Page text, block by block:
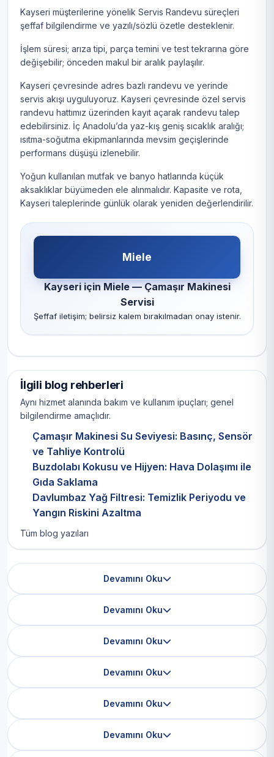
Kayseri müşterilerine yönelik Servis Randevu süreçleri
şeffaf bilgilendirme ve yazılı/sözlü özetle desteklenir.
İşlem süresi; arıza tipi, parça temini ve test tekrarına göre
değişebilir; önceden makul bir aralık paylaşılır.
Kayseri çevresinde adres bazlı randevu ve yerinde
servis akışı uyguluyoruz. Kayseri çevresinde özel servis
randevu hattımız üzerinden kayıt açarak randevu talep
edebilirsiniz. İç Anadolu’da yaz-kış geniş sıcaklık aralığı;
ısıtma-soğutma ekipmanlarında mevsim geçişlerinde
performans düşüşü izlenebilir.
Yoğun kullanılan mutfak ve banyo hatlarında küçük
aksaklıklar büyümeden ele alınmalıdır. Kapasite ve rota,
Kayseri taleplerinde günlük olarak yeniden değerlendirilir.
Miele
Kayseri için Miele — Çamaşır Makinesi
Servisi
Şeffaf iletişim; belirsiz kalem bırakılmadan onay istenir.
İlgili blog rehberleri
Aynı hizmet alanında bakım ve kullanım ipuçları; genel
bilgilendirme amaçlıdır.
Çamaşır Makinesi Su Seviyesi: Basınç, Sensör
ve Tahliye Kontrolü
Buzdolabı Kokusu ve Hijyen: Hava Dolaşımı ile
Gıda Saklama
Davlumbaz Yağ Filtresi: Temizlik Periyodu ve
Yangın Riskini Azaltma
Tüm blog yazıları
Devamını Oku
Devamını Oku
Devamını Oku
Devamını Oku
Devamını Oku
Devamını Oku